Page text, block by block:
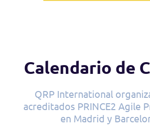
Calendario de
QRP International
acreditados PRINCE2 Agile
en Madrid y